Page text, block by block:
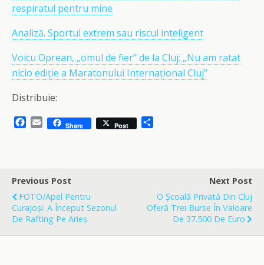
respiratul pentru mine
Analiză. Sportul extrem sau riscul inteligent
Voicu Oprean, „omul de fier” de la Cluj: „Nu am ratat
nicio ediție a Maratonului Internațional Cluj”
Distribuie:
b
o
o
k
E
l
Share Post
e
Previous Post
FOTO/Apel Pentru
Curajoși: A Început Sezonul
De Rafting Pe Arieș
Next Post
O Școală Privată Din Cluj
Oferă Trei Burse În Valoare
De 37.500 De Euro